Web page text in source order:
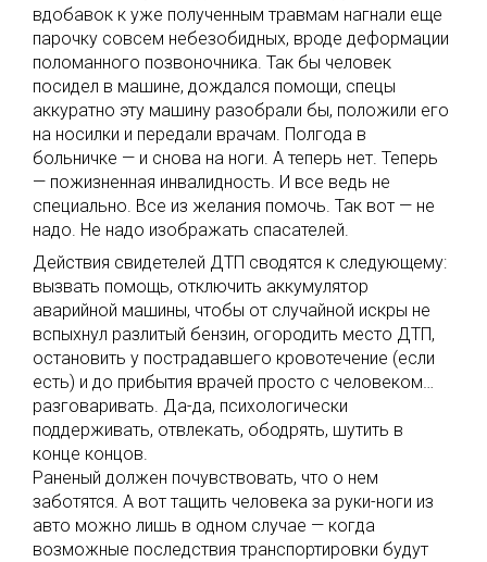
вдобавок к уже полученным травмам нагнали еще
парочку совсем небезобидных, вроде деформации
поломанного позвоночника. Так бы человек
посидел в машине, дождался помощи, спецы
аккуратно эту машину разобрали бы, положили его
на носилки и передали врачам. Полгода в
больничке — и снова на ноги. А теперь нет. Теперь
— пожизненная инвалидность. И все ведь не
специально. Все из желания помочь. Так вот — не
надо. Не надо изображать спасателей.
Действия свидетелей ДТП сводятся к следующему:
вызвать помощь, отключить аккумулятор
аварийной машины, чтобы от случайной искры не
вспыхнул разлитый бензин, огородить место ДТП,
остановить у пострадавшего кровотечение (если
есть) и до прибытия врачей просто с человеком…
разговаривать. Да-да, психологически
поддерживать, отвлекать, ободрять, шутить в
конце концов.
Раненый должен почувствовать, что о нем
заботятся. А вот тащить человека за руки-ноги из
авто можно лишь в одном случае — когда
возможные последствия транспортировки будут